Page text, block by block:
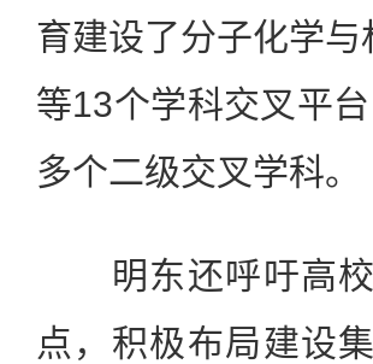
育建设了分子化学
等13个学科交叉平
多个二级交叉学科。
明东还呼吁高校
点，积极布局建设